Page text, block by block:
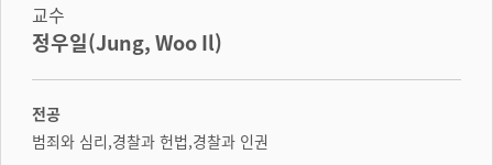
교수
정우일(Jung, Woo Il)
전공
범죄와 심리,경찰과 헌법,경찰과 인권